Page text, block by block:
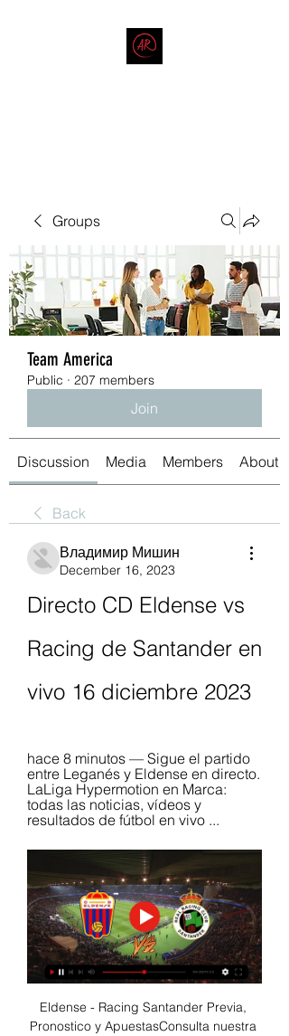
Groups
Team America
Public · 207 members
Join
Discussion Media Members About
Back
Владимир Мишин
December 16, 2023
Directo CD Eldense vs
Racing de Santander en
vivo 16 diciembre 2023
hace 8 minutos — Sigue el partido
entre Leganés y Eldense en directo.
LaLiga Hypermotion en Marca:
todas las noticias, vídeos y
resultados de fútbol en vivo ...
Eldense - Racing Santander Previa,
Pronostico y ApuestasConsulta nuestra